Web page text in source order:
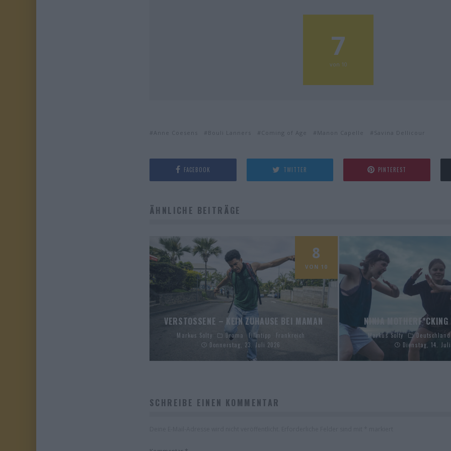
7
von 10
Anne Coesens Bouli Lanners Coming of Age Manon Capelle Savina Dellicour
FACEBOOK TWITTER PINTEREST
ÄHNLICHE BEITRÄGE
8
VON 10
VERSTOSSENE – KEIN ZUHAUSE BEI MAMAN
Markus Solty Drama Filmtipp
Frankreich
Donnerstag, 23. Juli 2026
NINJA
Markus Solty Deutschland
Dienstag, 14.
SCHREIBE EINEN KOMMENTAR